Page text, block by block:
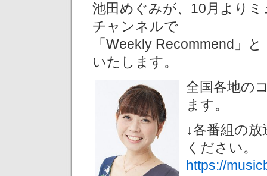
池田めぐみが、10月より
チャンネルで
「Weekly Recommend」
いたします。
全国各地の
ます。
↓各番組の
ください。
https://